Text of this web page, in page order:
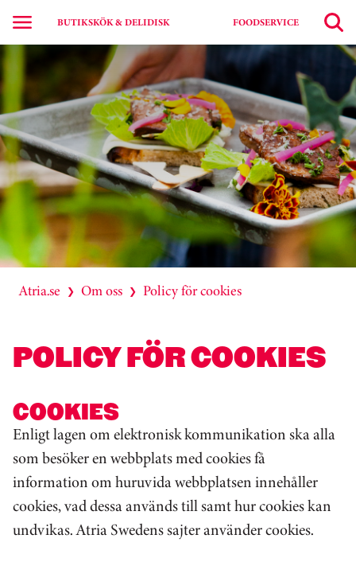
BUTIKSKÖK & DELIDISK FOODSERVICE
Atria.se ❯ Om oss ❯ Policy för cookies
POLICY FÖR COOKIES
COOKIES
Enligt lagen om elektronisk kommunikation ska alla
som besöker en webbplats med cookies få
information om huruvida webbplatsen innehåller
cookies, vad dessa används till samt hur cookies kan
undvikas. Atria Swedens sajter använder cookies.